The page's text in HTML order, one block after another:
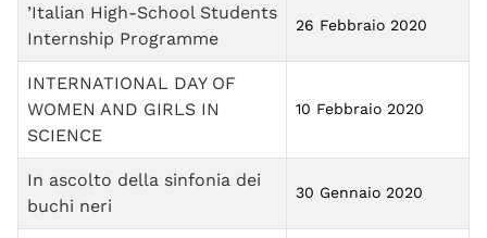
’Italian High-School Students
Internship Programme
26 Febbraio 2020
INTERNATIONAL DAY OF
WOMEN AND GIRLS IN
SCIENCE
10 Febbraio 2020
In ascolto della sinfonia dei
buchi neri
30 Gennaio 2020